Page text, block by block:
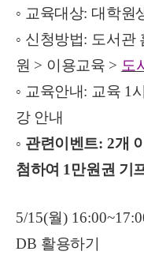
◦ 교육대상: 대학원
◦ 신청방법: 도서관
원 > 이용교육 > 도
◦ 교육안내: 교육 1
강 안내
◦ 관련이벤트: 2개
첨하여 1 만원권 기
5/15(월)
DB 활용하기